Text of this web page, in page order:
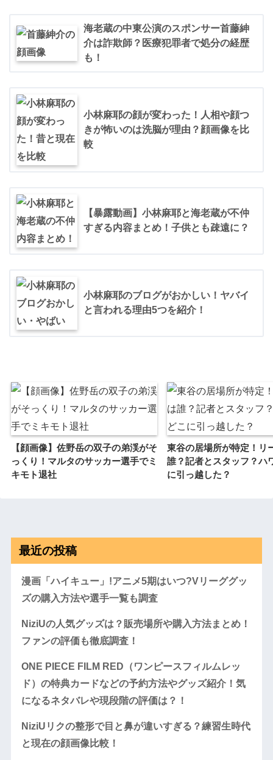
海老蔵の中東公演のスポンサー首藤紳
介は詐欺師？医療犯罪者で処分の経歴
も！
小林麻耶の顔が変わった！人相や顔つ
きが怖いのは洗脳が理由？顔画像を比
較
【暴露動画】小林麻耶と海老蔵が不仲
すぎる内容まとめ！子供とも疎遠に？
小林麻耶のブログがおかしい！ヤバイ
と言われる理由5つを紹介！
【顔画像】佐野岳の双子の弟渓がそ
っくり！マルタのサッカー選手でミ
キモト退社
東谷の居場所が特定！リ
誰？記者とスタッフ？ハ
に引っ越した？
最近の投稿
漫画「ハイキュー」!アニメ5期はいつ?Vリーググッ
ズの購入方法や選手一覧も調査
NiziUの人気グッズは？販売場所や購入方法まとめ！
ファンの評価も徹底調査！
ONE PIECE FILM RED（ワンピースフィルムレッ
ド）の特典カードなどの予約方法やグッズ紹介！気
になるネタバレや現段階の評価は？！
NiziUリクの整形で目と鼻が違いすぎる？練習生時代
と現在の顔画像比較！